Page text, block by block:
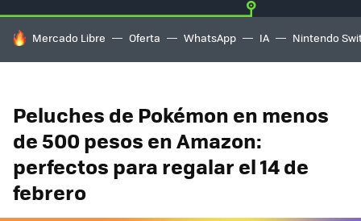
HOY SE HABLA DE
Mercado Libre Oferta WhatsApp IA Nintendo
Peluches de Pokémon en menos
de 500 pesos en Amazon:
perfectos para regalar el 14 de
febrero